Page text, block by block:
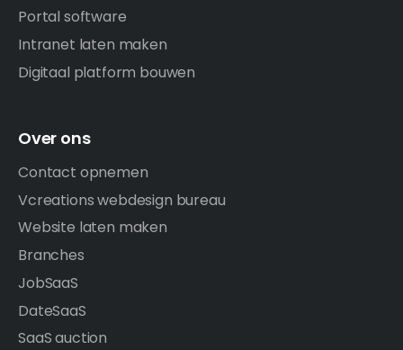
Portal software
Intranet laten maken
Digitaal platform bouwen
Over ons
Contact opnemen
Vcreations webdesign bureau
Website laten maken
Branches
JobSaaS
DateSaaS
SaaS auction